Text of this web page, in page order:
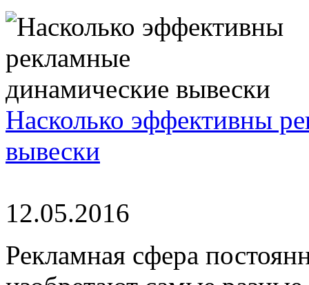
Насколько эффективны
вывески
12.05.2016
Рекламная сфера